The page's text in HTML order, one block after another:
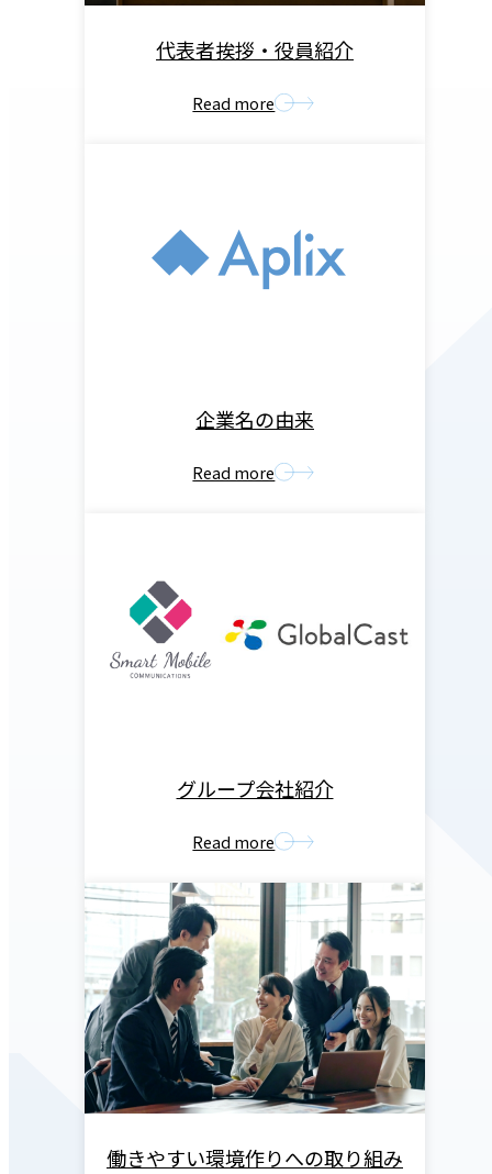
代表者挨拶・役員紹介
企業名の由来
グループ会社紹介
働きやすい環境作りへの取り組み